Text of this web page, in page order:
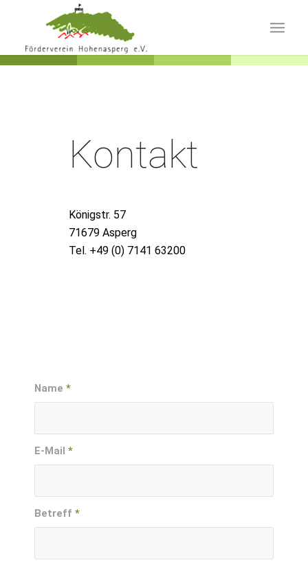
Kontakt
Königstr. 57
71679 Asperg
Tel. +49 (0) 7141 63200
Name *
E-Mail *
Betreff *